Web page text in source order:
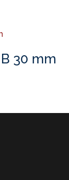
30 mm